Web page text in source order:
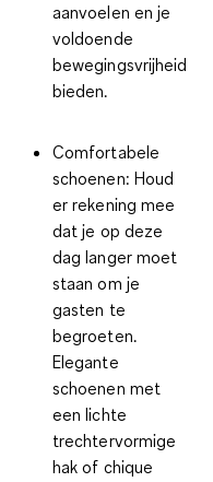
aanvoelen en je
voldoende
bewegingsvrijheid
bieden.
Comfortabele
schoenen: Houd
er rekening mee
dat je op deze
dag langer moet
staan om je
gasten te
begroeten.
Elegante
schoenen met
een lichte
trechtervormige
hak of chique